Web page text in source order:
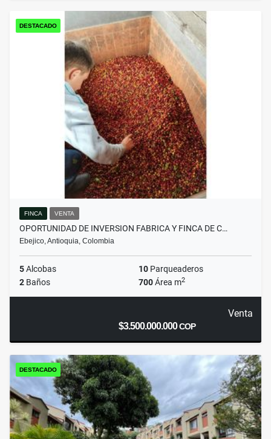
DESTACADO
FINCA VENTA
OPORTUNIDAD DE INVERSION FABRICA Y FINCA DE C…
Ebejico, Antioquia, Colombia
5Alcobas 10 Parqueaderos
2 Baños 700Área m2
Venta
$3.500.000.000COP
DESTACADO